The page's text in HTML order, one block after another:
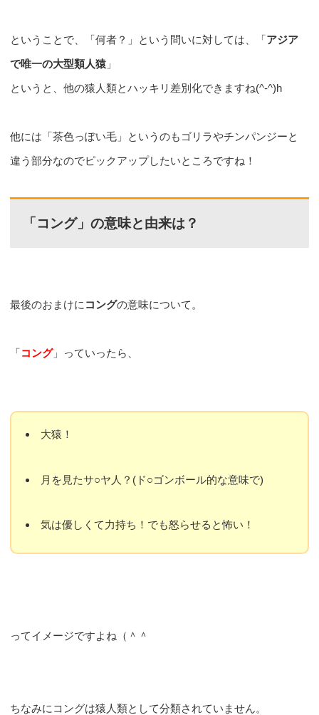
ということで、「何者？」という問いに対しては、「アジア
で唯一の大型類人猿 」
というと、他の猿人類とハッキリ差別化できますね(^-^)h
他には「茶色っぽい毛」というのもゴリラやチンパンジーと
違う部分なのでピックアップしたいところですね！
「コング」の意味と由来は？
最後のおまけに コングの意味について。
「コング」っていったら、
大猿！
月を見たサ○ヤ人？(ド○ゴンボール的な意味で)
気は優しくて力持ち！でも怒らせると怖い！
ってイメージですよね（＾＾
ちなみにコングは猿人類として分類されていません。